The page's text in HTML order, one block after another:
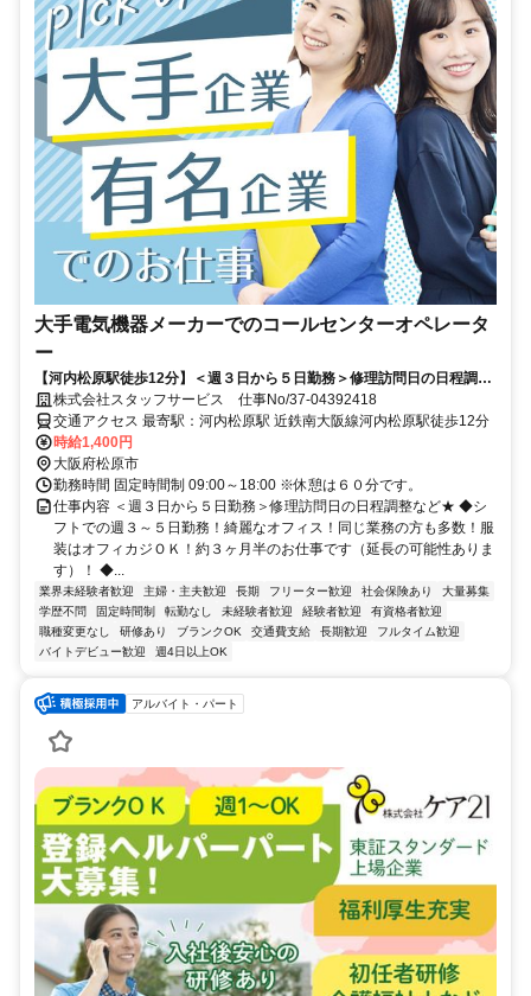
大手電気機器メーカーでのコールセンターオペレータ
ー
【河内松原駅徒歩12分】＜週３日から５日勤務＞修理訪問日の日程調整
など★ 大量募集！
株式会社スタッフサービス 仕事No/37-04392418
交通アクセス 最寄駅：河内松原駅 近鉄南大阪線河内松原駅徒歩12分
時給1,400円
大阪府松原市
勤務時間 固定時間制 09:00～18:00 ※休憩は６０分です。
仕事内容 ＜週３日から５日勤務＞修理訪問日の日程調整など★ ◆シ
フトでの週３～５日勤務！綺麗なオフィス！同じ業務の方も多数！服
装はオフィカジＯＫ！約３ヶ月半のお仕事です（延長の可能性ありま
す）！ ◆...
業界未経験者歓迎 主婦・主夫歓迎 長期 フリーター歓迎 社会保険あり
大量募集
学歴不問
固定時間制 転勤なし 未経験者歓迎 経験者歓迎
有資格者歓迎
職種変更なし
研修あり ブランクOK 交通費支給 長期歓迎
フルタイム歓迎
バイトデビュー歓迎
週4日以上OK
アルバイト・パート